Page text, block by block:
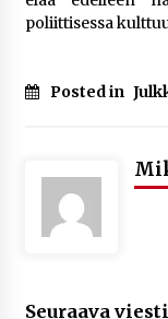
poliittisessa
Posted in
Seuraava viesti